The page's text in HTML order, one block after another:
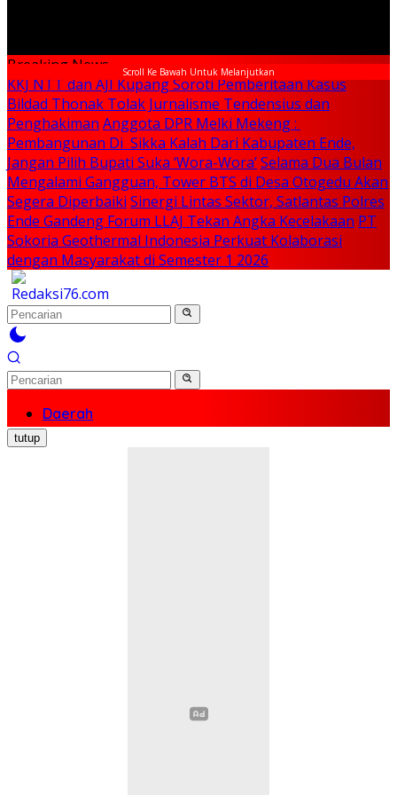
Scroll Ke Bawah Untuk Melanjutkan
Breaking News
KKJ NTT dan AJI Kupang Soroti Pemberitaan Kasus
Bildad Thonak Tolak Jurnalisme Tendensius dan
Penghakiman Anggota DPR Melki Mekeng :
Pembangunan Di Sikka Kalah Dari Kabupaten Ende,
Jangan Pilih Bupati Suka ‘Wora-Wora’Selama Dua Bulan
Mengalami Gangguan, Tower BTS di Desa Otogedu Akan
Segera Diperbaiki Sinergi Lintas Sektor, Satlantas Polres
Ende Gandeng Forum LLAJ Tekan Angka Kecelakaan PT
Sokoria Geothermal Indonesia Perkuat Kolaborasi
dengan Masyarakat di Semester 1 2026
Daerah
Nasional
Politik
tutup